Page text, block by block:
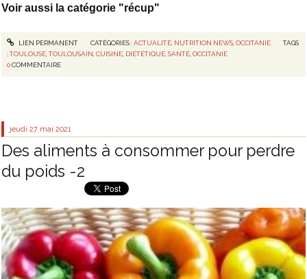
Voir aussi la catégorie "récup"
LIEN PERMANENT CATÉGORIES :ACTUALITÉ, NUTRITION NEWS, OCCITANIE
TAGS
:TOULOUSE,TOULOUSAIN,CUISINE, DIÉTÉTIQUE,SANTÉ,OCCITANIE
0COMMENTAIRE
jeudi 27 mai 2021
Des aliments à consommer pour perdre
du poids -2